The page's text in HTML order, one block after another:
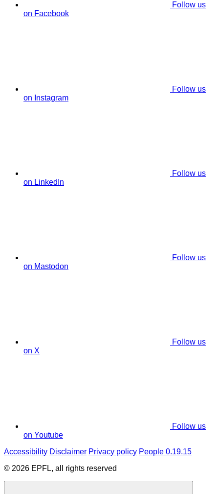
Follow us
on Facebook
Follow us
on Instagram
Follow us
on LinkedIn
Follow us
on Mastodon
Follow us
on X
Follow us
on Youtube
Accessibility Disclaimer Privacy policy People 0.19.15
© 2026 EPFL, all rights reserved